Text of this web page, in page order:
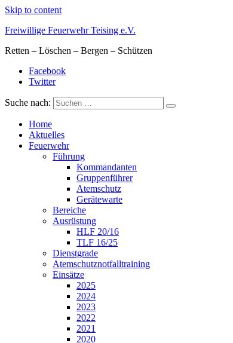
Skip to content
Freiwillige Feuerwehr Teising e.V.
Retten – Löschen – Bergen – Schützen
Facebook
Twitter
Suche nach:
Home
Aktuelles
Feuerwehr
Führung
Kommandanten
Gruppenführer
Atemschutz
Gerätewarte
Bereiche
Ausrüstung
HLF 20/16
TLF 16/25
Dienstgrade
Atemschutznotfalltraining
Einsätze
2025
2024
2023
2022
2021
2020